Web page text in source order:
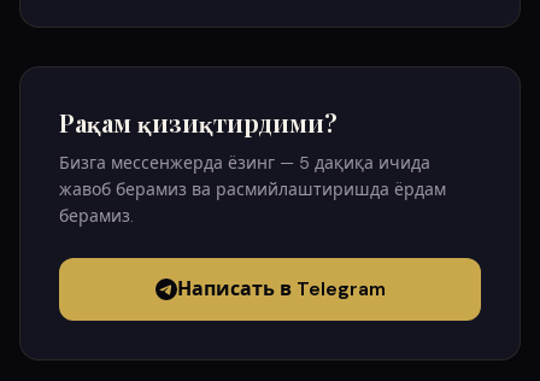
Рақам қизиқтирдими?
Бизга мессенжерда ёзинг — 5 дақиқа ичида
жавоб берамиз ва расмийлаштиришда ёрдам
берамиз.
Написать в Telegram